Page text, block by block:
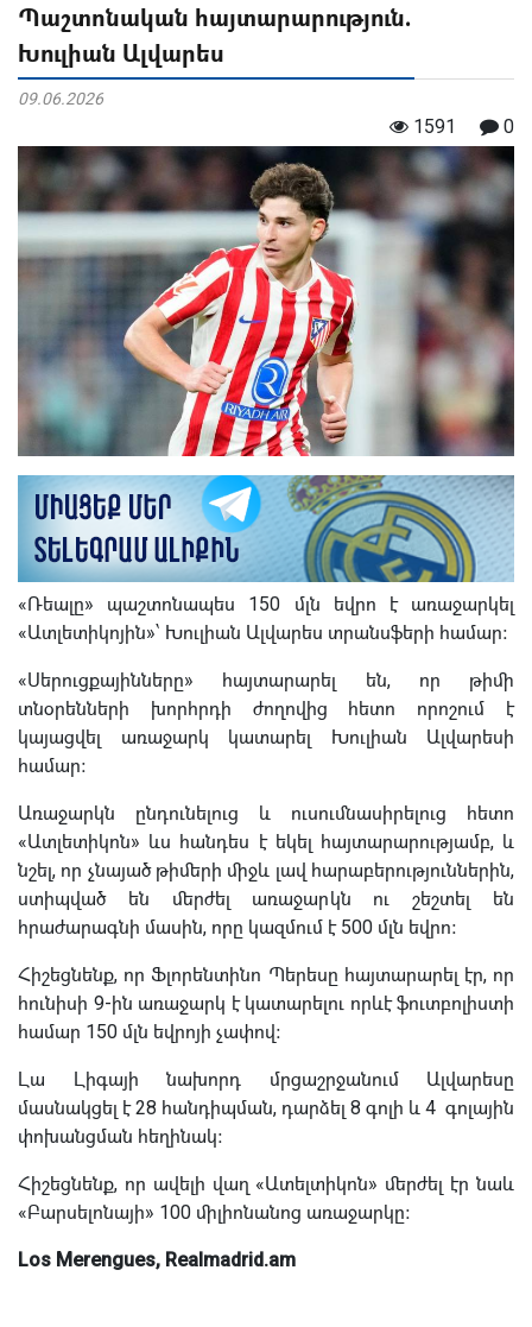
Պաշտոնական հայտարարություն.
Խուլիան Ալվարես
09.06.2026
1591 0
«Ռեալը» պաշտոնապես 150 մլն եվրո է առաջարկել
«Ատլետիկոյին»՝ Խուլիան Ալվարես տրանսֆերի համար։
«Սերուցքայինները» հայտարարել են, որ թիմի
տնօրենների խորհրդի ժողովից հետո որոշում է
կայացվել առաջարկ կատարել Խուլիան Ալվարեսի
համար։
Առաջարկն ընդունելուց և ուսումնասիրելուց հետո
«Ատլետիկոն» ևս հանդես է եկել հայտարարությամբ, և
նշել, որ չնայած թիմերի միջև լավ հարաբերություններին,
ստիպված են մերժել առաջարկն ու շեշտել են
հրաժարագնի մասին, որը կազմում է 500 մլն եվրո։
Հիշեցնենք, որ Ֆլորենտինո Պերեսը հայտարարել էր, որ
հունիսի 9-ին առաջարկ է կատարելու որևէ ֆուտբոլիստի
համար 150 մլն եվրոյի չափով։
Լա Լիգայի նախորդ մրցաշրջանում Ալվարեսը
մասնակցել է 28 հանդիպման, դարձել 8 գոլի և 4 գոլային
փոխանցման հեղինակ։
Հիշեցնենք, որ ավելի վաղ «Ատելտիկոն» մերժել էր նաև
«Բարսելոնայի» 100 միլիոնանոց առաջարկը։
Los Merengues, Realmadrid.am